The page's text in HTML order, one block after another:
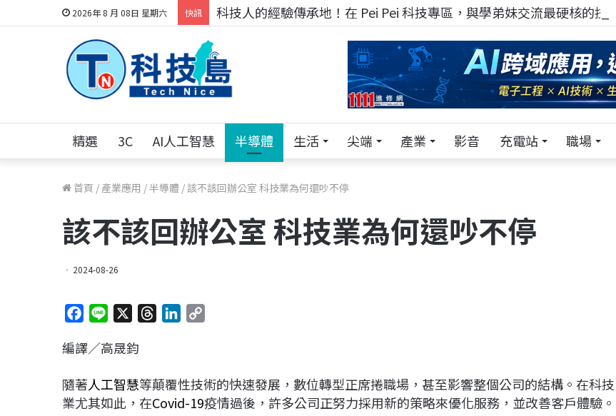
2026年 8 月 08日 星期六 快訊 科技人的經驗傳承地！在 Pei Pei 科技專區，與學弟妹交流最硬核的技術
精選 3C AI人工智慧 半導體 生活 尖端 產業 影音 充電站 職場
首頁 / 產業應用 /半導體 / 該不該回辦公室 科技業為何還吵不停
該不該回辦公室 科技業為何還吵不停
2024-08-26
c
b
o
n
a
d
e
d
L
i
編譯／高晟鈞
隨著人工智慧等顛覆性技術的快速發展，數位轉型正席捲職場，甚至影響整個公司的結構。在科技
業尤其如此，在Covid-19疫情過後，許多公司正努力採用新的策略來優化服務，並改善客戶體驗。